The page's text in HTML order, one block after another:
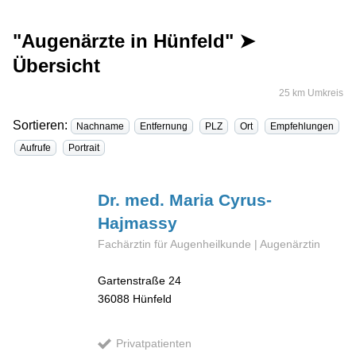
"Augenärzte in Hünfeld" ➤
Übersicht
25 km Umkreis
Sortieren: Nachname Entfernung PLZ Ort
Empfehlungen
Aufrufe
Portrait
Dr. med. MariaCyrus-
Hajmassy
Fachärztin für Augenheilkunde | Augenärztin
Gartenstraße 24
36088 Hünfeld
Privatpatienten